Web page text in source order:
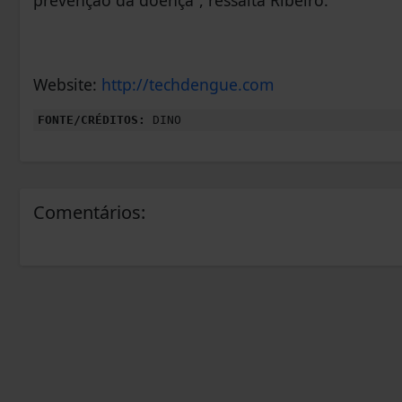
Website: http://techdengue.com
FONTE/CRÉDITOS: DINO
Comentários: